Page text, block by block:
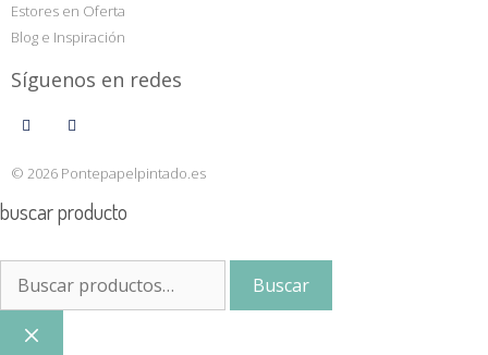
Estores en Oferta
Blog e Inspiración
Síguenos en redes
© 2026 Pontepapelpintado.es
buscar producto
Buscar